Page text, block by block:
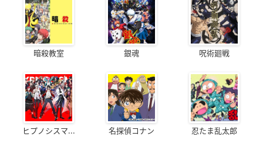
暗殺教室 銀魂 呪術廻戦
ヒプノシスマ... 名探偵コナン 忍たま乱太郎